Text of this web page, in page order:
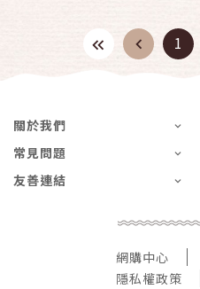
1
關於我們
常見問題
友善連結
網購中心
隱私權政策